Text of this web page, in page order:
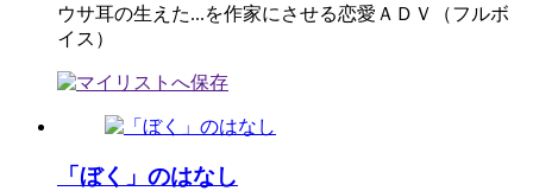
ウサ耳の生えた...を作家にさせる恋愛ＡＤＶ（フルボ
イス）
「ぼく」のはなし